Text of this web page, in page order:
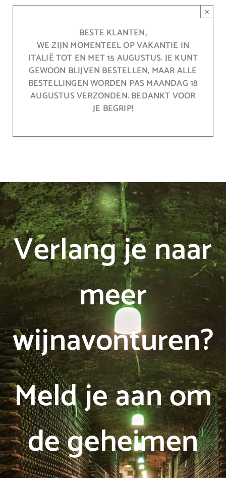
BESTE KLANTEN,
WE ZIJN MOMENTEEL OP VAKANTIE IN
ITALIË TOT EN MET 15 AUGUSTUS. JE KUNT
GEWOON BLIJVEN BESTELLEN, MAAR ALLE
BESTELLINGEN WORDEN PAS MAANDAG 18
AUGUSTUS VERZONDEN. BEDANKT VOOR
JE BEGRIP!
×
Verlang je naar
meer
wijnavonturen?
Meld je aan om
de geheimen